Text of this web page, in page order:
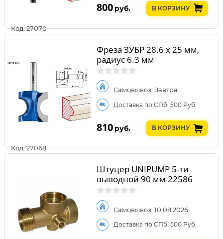
Код: 27070
800 руб. В КОРЗИНУ
Код: 27068
Фреза ЗУБР 28.6 x 25 мм,
радиус 6.3 мм
Самовывоз: Завтра
Доставка по СПб: 500 Руб.
810 руб. В КОРЗИНУ
Штуцер UNIPUMP 5-ти
выводной 90 мм 22586
Самовывоз: 10.08.2026
Доставка по СПб: 500 Руб.